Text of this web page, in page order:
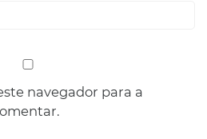
navegador para a